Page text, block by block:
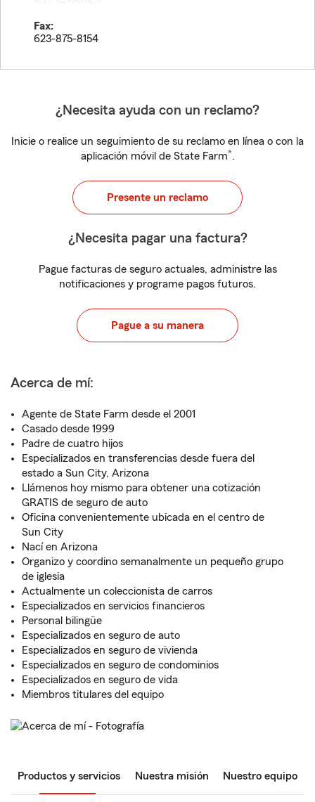
Fax:
623-875-8154
¿Necesita ayuda con un reclamo?
Inicie o realice un seguimiento de su reclamo en línea o con la
aplicación móvil de State Farm®.
Presente un reclamo
¿Necesita pagar una factura?
Pague facturas de seguro actuales, administre las
notificaciones y programe pagos futuros.
Pague a su manera
Acerca de mí:
Agente de State Farm desde el 2001
Casado desde 1999
Padre de cuatro hijos
Especializados en transferencias desde fuera del
estado a Sun City, Arizona
Llámenos hoy mismo para obtener una cotización
GRATIS de seguro de auto
Oficina convenientemente ubicada en el centro de
Sun City
Nací en Arizona
Organizo y coordino semanalmente un pequeño grupo
de iglesia
Actualmente un coleccionista de carros
Especializados en servicios financieros
Personal bilingüe
Especializados en seguro de auto
Especializados en seguro de vivienda
Especializados en seguro de condominios
Especializados en seguro de vida
Miembros titulares del equipo
Productos y servicios Nuestra misión Nuestro equipo